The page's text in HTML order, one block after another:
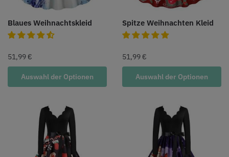
Blaues Weihnachtskleid
51,99 €
Auswahl der Optionen
Spitze Weihnachten Kleid
51,99 €
Auswahl der Optionen